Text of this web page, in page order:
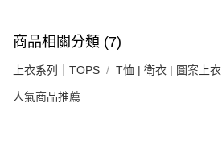
商品相關分類 (7)
上衣系列｜TOPS T恤 | 衛衣 | 圖案上衣
人氣商品推薦